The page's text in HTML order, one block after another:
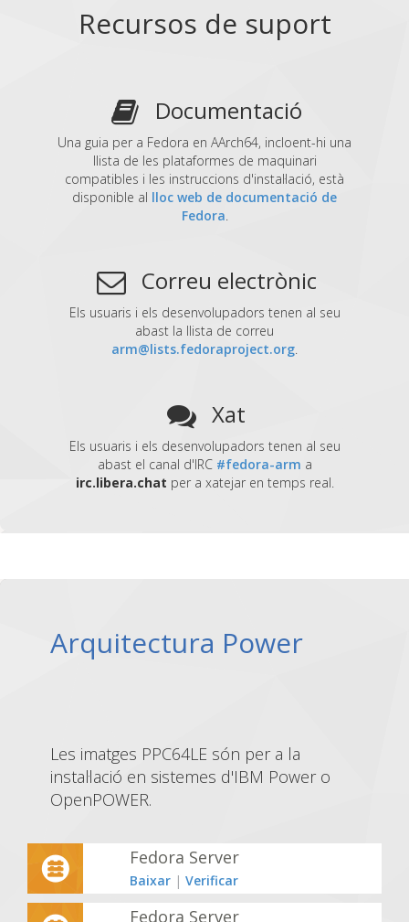
Recursos de suport
Documentació
Una guia per a Fedora en AArch64, incloent-hi una
llista de les plataformes de maquinari
compatibles i les instruccions d'instal·lació, està
disponible al lloc web de documentació de
Fedora.
Correu electrònic
Els usuaris i els desenvolupadors tenen al seu
abast la llista de correu
arm@lists.fedoraproject.org.
Xat
Els usuaris i els desenvolupadors tenen al seu
abast el canal d'IRC #fedora-arm a
irc.libera.chat per a xatejar en temps real.
Arquitectura Power
Les imatges PPC64LE són per a la
instal·lació en sistemes d'IBM Power o
OpenPOWER.
Fedora Server
Baixar | Verificar
Fedora Server